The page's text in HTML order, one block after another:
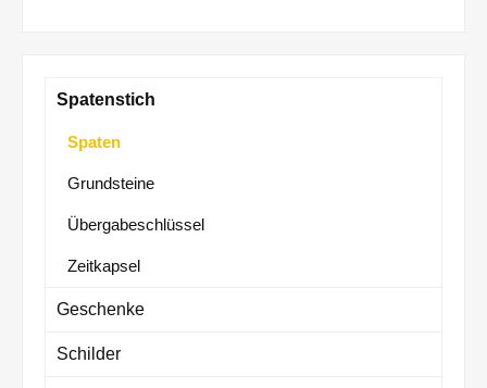
Spatenstich
Spaten
Grundsteine
Übergabeschlüssel
Zeitkapsel
Geschenke
Schilder